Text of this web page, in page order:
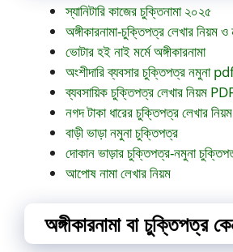
স্যানিটারি কাজের চুক্তিনামা ২০২৫
অঙ্গীকারনামা-চুক্তিপত্র লেখার নিয়ম ও
ভোটার হই নাই মর্মে অঙ্গীকারনামা
অংশীদারি ব্যবসার চুক্তিপত্র নমুনা
ব্যবসায়িক চুক্তিপত্র লেখার নিয়ম
নগদ টাকা ধারের চুক্তিপত্র লেখার
বাড়ী ভাড়া নমুনা চুক্তিপত্র
দোকান ভাড়ার চুক্তিপত্র-নমুনা
আপোষ নামা লেখার নিয়ম
অঙ্গীকারনামা বা চুক্তিপত্র